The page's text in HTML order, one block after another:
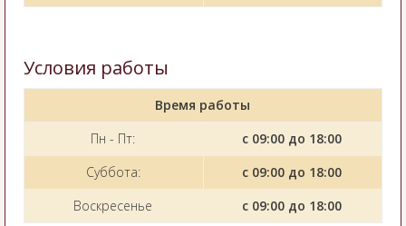
Условия работы
Время работы
Пн - Пт:
с 09:00 до 18:00
Суббота:
с 09:00 до 18:00
Воскресенье
с 09:00 до 18:00